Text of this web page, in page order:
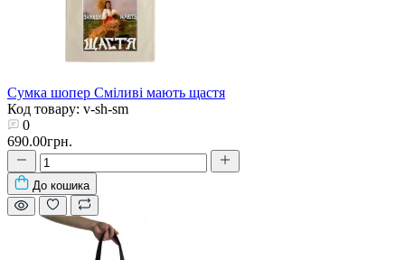
Сумка шопер Сміливі мають щастя
Код товару: v-sh-sm
0
690.00грн.
До кошика